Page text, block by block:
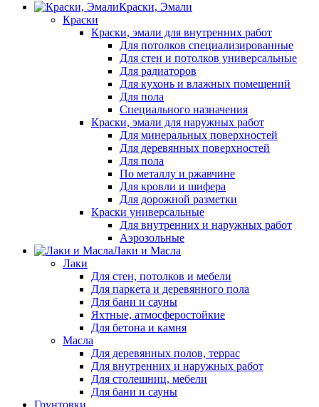
Краски, Эмали
Краски
Краски, эмали для внутренних работ
Для потолков специализированные
Для стен и потолков универсальные
Для радиаторов
Для кухонь и влажных помещений
Для пола
Специального назначения
Краски, эмали для наружных работ
Для минеральных поверхностей
Для деревянных поверхностей
Для пола
По металлу и ржавчине
Для кровли и шифера
Для дорожной разметки
Краски универсальные
Для внутренних и наружных работ
Аэрозольные
Лаки и Масла
Лаки
Для стен, потолков и мебели
Для паркета и деревянного пола
Для бани и сауны
Яхтные, атмосферостойкие
Для бетона и камня
Масла
Для деревянных полов, террас
Для внутренних и наружных работ
Для столешниц, мебели
Для бани и сауны